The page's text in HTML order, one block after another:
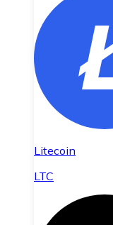
Litecoin
LTC